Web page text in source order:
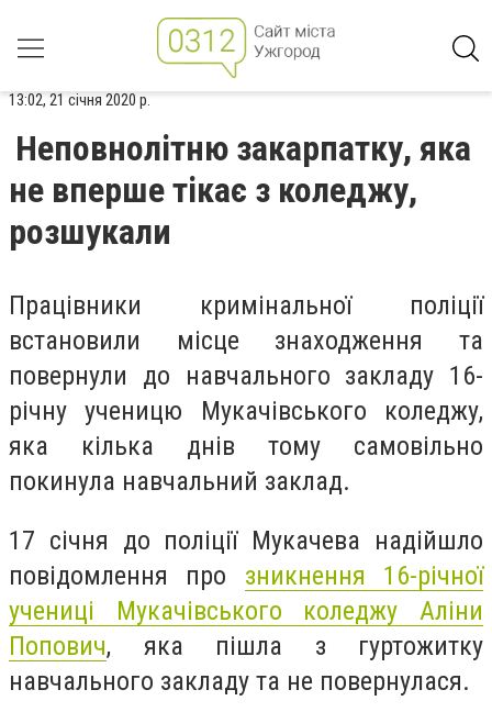
13:02, 21 січня 2020 р.
Неповнолітню закарпатку, яка
не вперше тікає з коледжу,
розшукали
Працівники кримінальної поліції
встановили місце знаходження та
повернули до навчального закладу 16-
річну ученицю Мукачівського коледжу,
яка кілька днів тому самовільно
покинула навчальний заклад.
17 січня до поліції Мукачева надійшло
повідомлення про зникнення 16-річної
учениці Мукачівського коледжу Аліни
Попович, яка пішла з гуртожитку
навчального закладу та не повернулася.